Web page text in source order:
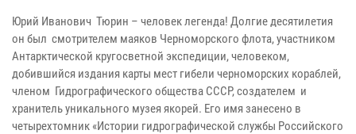
Юрий Иванович Тюрин – человек легенда! Долгие десятилетия
он был смотрителем маяков Черноморского флота, участником
Антарктической кругосветной экспедиции, человеком,
добившийся издания карты мест гибели черноморских кораблей,
членом Гидрографического общества СССР, создателем и
хранитель уникального музея якорей. Его имя занесено в
четырехтомник «Истории гидрографической службы Российского